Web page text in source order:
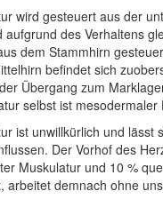
wird gesteuert aus der
aufgrund des Verhaltens
dem Stammhirn
befindet sich
Übergang zum
selbst ist mesodermaler
ist unwillkürlich und lässt
Der Vorhof des
Muskulatur und 10 %
arbeitet demnach ohne